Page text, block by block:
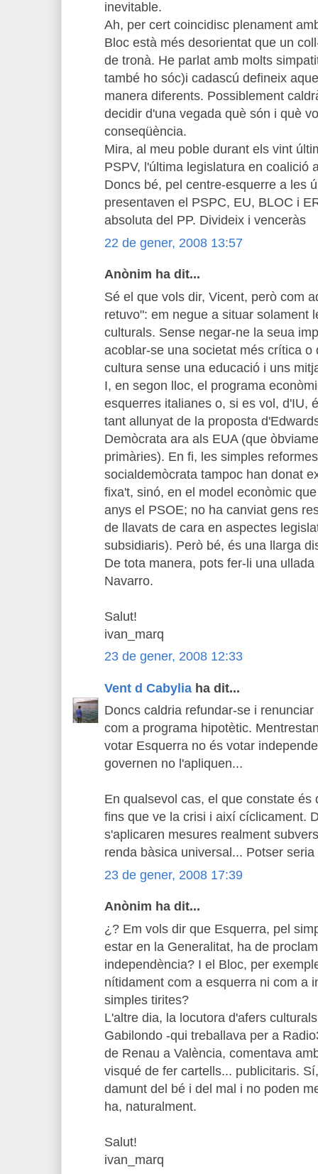
inevitable.
Ah, per cert coincidisc plenament
Bloc està més desorientat que un
de tronà. He parlat amb molts
també ho sóc)i cadascú defineix
manera diferents. Possiblement
decidir d'una vegada què són i què
conseqüència.
Mira, al meu poble durant els vint
PSPV, l'última legislatura en coalició
Doncs bé, pel centre-esquerre a les
presentaven el PSPC, EU, BLOC i
absoluta del PP. Divideix i venceràs
22 de gener, 2008 13:57
Anònim ha dit...
Sé el que vols dir, Vicent, però com
retuvo": em negue a situar solament
culturals. Sense negar-ne la seua
acoblar-se una societat més crítica o
cultura sense una educació i uns
I, en segon lloc, el programa
esquerres italianes o, si es vol, d'IU,
tant allunyat de la proposta
Demòcrata ara als EUA (que
primàries). En fi, les simples
socialdemòcrata tampoc han donat
fixa't, sinó, en el model econòmic
anys el PSOE; no ha canviat gens
de llavats de cara en aspectes
subsidiaris). Però bé, és una llarga
De tota manera, pots fer-li una
Navarro.
Salut!
ivan_marq
23 de gener, 2008 12:33
Vent d Cabylia ha dit...
Doncs caldria refundar-se i
com a programa hipotètic.
votar Esquerra no és votar
governen no l'apliquen...
En qualsevol cas, el que constate
fins que ve la crisi i així cíclicament.
s'aplicaren mesures realment
renda bàsica universal... Potser
23 de gener, 2008 17:39
Anònim ha dit...
¿? Em vols dir que Esquerra, pel
estar en la Generalitat, ha de
independència? I el Bloc, per
nítidament com a esquerra ni com a
simples tirites?
L'altre dia, la locutora d'afers
Gabilondo -qui treballava per a
de Renau a València, comentava
visqué de fer cartells... publicitaris.
damunt del bé i del mal i no poden
ha, naturalment.
Salut!
ivan_marq